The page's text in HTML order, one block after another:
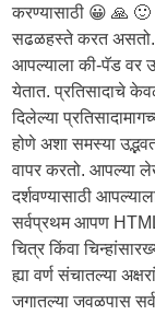
करण्यासाठी 😀 🙏 🙂
सढळहस्ते करत असतो.
आपल्याला की-पॅड वर
येतात. प्रतिसादाचे
दिलेल्या
होणे अशा समस्या
वापर करतो. आपल्या
दर्शवण्यासाठी
सर्वप्रथम आपण
चित्र किंवा
ह्या वर्ण संचातल्या
जगातल्या जवळपास